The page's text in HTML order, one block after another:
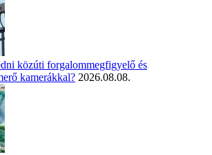
közúti forgalommegfigyelő és
kamerákkal? 2026.08.08.